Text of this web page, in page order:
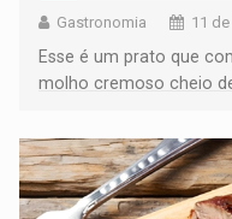
Gastronomia 11
Esse é um prato que
molho cremoso cheio